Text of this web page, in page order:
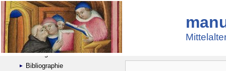
Suche
Handschriftensammlungen
Digitalisierte Handschriften
Kataloge
Bibliographie